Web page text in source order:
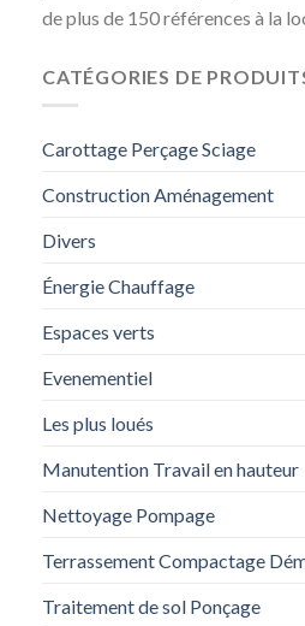
de plus de 150 références à la
CATÉGORIES DE
Carottage Perçage Sciage
Construction Aménagement
Divers
Énergie Chauffage
Espaces verts
Evenementiel
Les plus loués
Manutention Travail en hauteur
Nettoyage Pompage
Terrassement Compactage
Traitement de sol Ponçage